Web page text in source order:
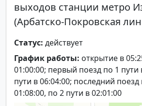
выходов станции метро
(Арбатско-Покровская
Статус: действует
График работы: открытие в
01:00:00; первый поезд по 1 пути
пути в 06:04:00; последний поезд
01:08:00, по 2 пути в 02:01:00